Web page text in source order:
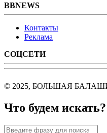
BBNEWS
Контакты
Реклама
СОЦСЕТИ
© 2025, БОЛЬШАЯ
Что будем искать?